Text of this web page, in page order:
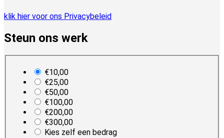
klik hier voor ons Privacybeleid
Steun ons werk
€10,00
€25,00
€50,00
€100,00
€200,00
€300,00
Kies zelf een bedrag